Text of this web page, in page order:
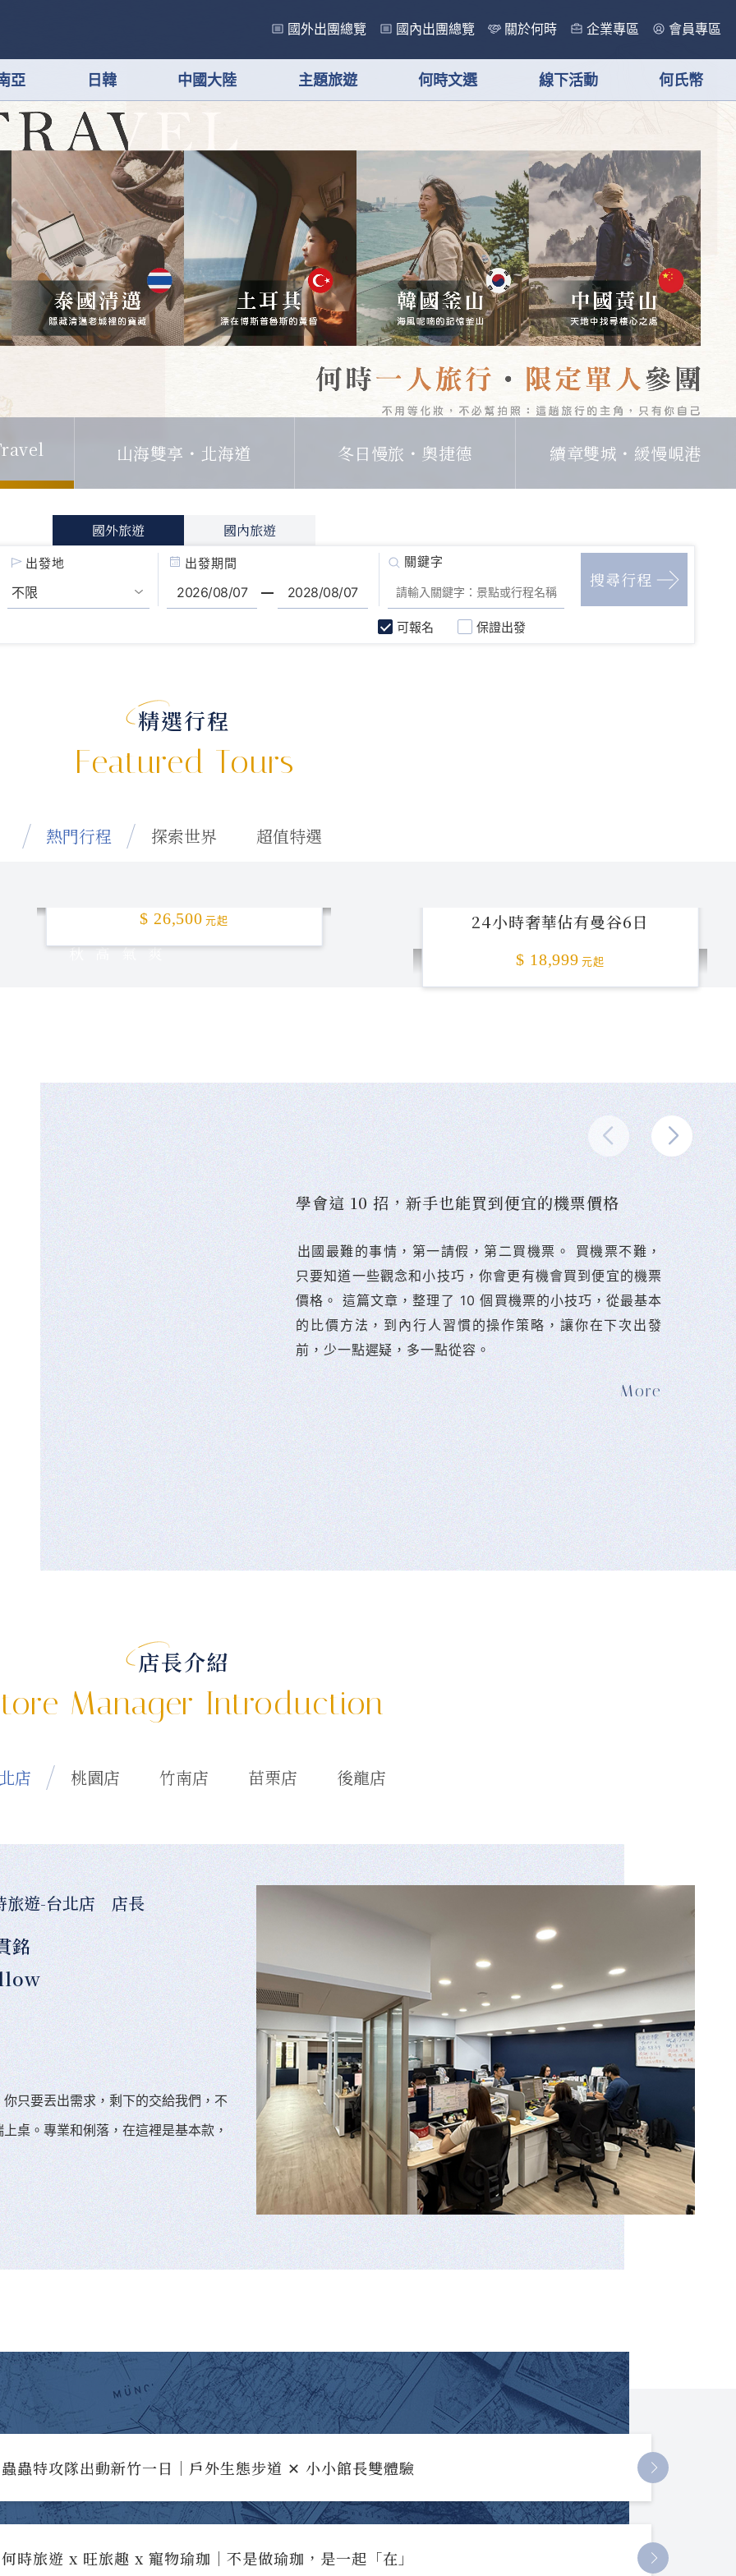
國外出團總覽 國內出團總覽 關於何時 企業專區 會員專區
亞 日韓 中國大陸 主題旅遊 何時文選 線下活動 何氏幣
山海雙享・北海道 冬日慢旅・奧捷德 續章雙城・緩慢峴港
國外旅遊 國內旅遊
出發地 出發期間
可報名 保證出發
精選行程
Featured Tours
熱門行程 探索世界 超值特選
秋高氣爽
$ 26,500 元起 24小時奢華佔有曼谷6日
$ 18,999 元起
學會這 10 招，新手也能買到便宜的機票價格
󠀠出國最難的事情，第一請假，第二買機票。 󠀠買機票不難，
只要知道一些觀念和小技巧，你會更有機會買到便宜的機票
價格。 這篇文章，整理了 10 個買機票的小技巧，從最基本
的比價方法，到內行人習慣的操作策略，讓你在下次出發
前，少一點遲疑，多一點從容。
店長介紹
Manager Introduction
店 桃園店 竹南店 苗栗店 後龍店
旅遊-台北店 店長
銘
只要丟出需求，剩下的交給我們，不
桌。專業和俐落，在這裡是基本款，
蟲特攻隊出動新竹一日｜戶外生態步道 ✕ 小小館長雙體驗
時旅遊 x 旺旅趣 x 寵物瑜珈｜不是做瑜珈，是一起「在」